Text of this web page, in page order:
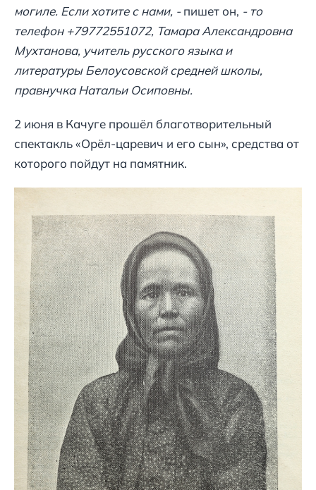
могиле. Если хотите с нами, -пишет он, - то
телефон +79772551072, Тамара Александровна
Мухтанова, учитель русского языка и
литературы Белоусовской средней школы,
правнучка Натальи Осиповны.
2 июня в Качуге прошёл благотворительный
спектакль «Орёл-царевич и его сын», средства от
которого пойдут на памятник.